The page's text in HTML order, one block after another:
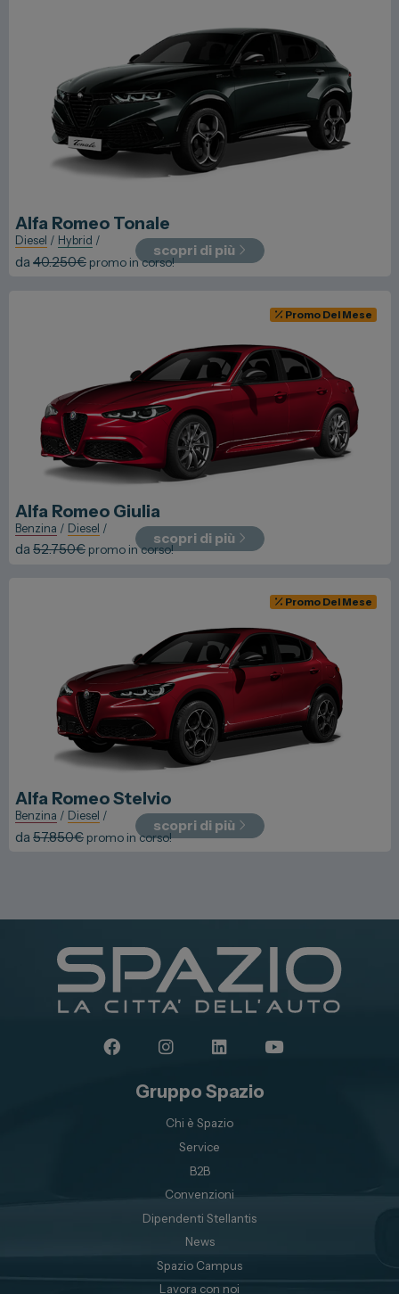
Alfa Romeo Tonale
Diesel / Hybrid /
da40.250€ promo in corso!
scopri di più
Promo Del Mese
Alfa Romeo Giulia
Benzina / Diesel /
da52.750€ promo in corso!
scopri di più
Promo Del Mese
Alfa RomeoStelvio
Benzina / Diesel /
da57.850€ promo in corso!
scopri di più
Gruppo Spazio
Chi è Spazio
Service
B2B
Convenzioni
Dipendenti Stellantis
News
Spazio Campus
Lavora con noi